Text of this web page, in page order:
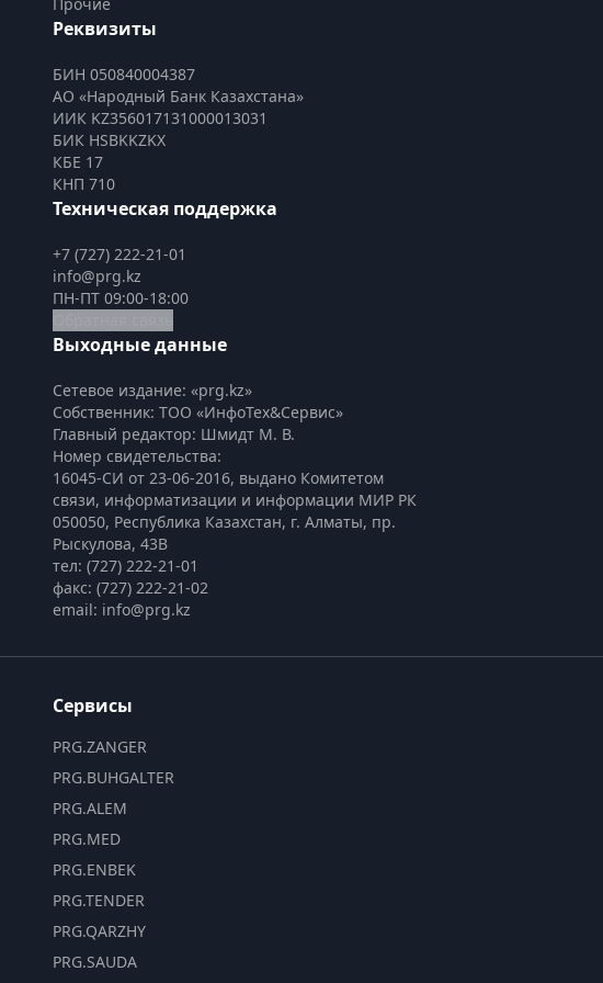
Реквизиты
БИН 050840004387
АО «Народный Банк Казахстана»
ИИК KZ356017131000013031
БИК HSBKKZKX
КБЕ 17
КНП 710
Техническая поддержка
+7 (727) 222-21-01
info@prg.kz
ПН-ПТ 09:00-18:00
Выходные данные
Сетевое издание: «prg.kz»
Собственник: ТОО «ИнфоТех&Сервис»
Главный редактор: Шмидт М. В.
Номер свидетельства:
16045-СИ от 23-06-2016, выдано Комитетом
связи, информатизации и информации МИР РК
050050, Республика Казахстан, г. Алматы, пр.
Рыскулова, 43В
тел: (727) 222-21-01
факс: (727) 222-21-02
email: info@prg.kz
Сервисы
PRG.ZANGER
PRG.BUHGALTER
PRG.ALEM
PRG.MED
PRG.ENBEK
PRG.TENDER
PRG.QARZHY
PRG.SAUDA